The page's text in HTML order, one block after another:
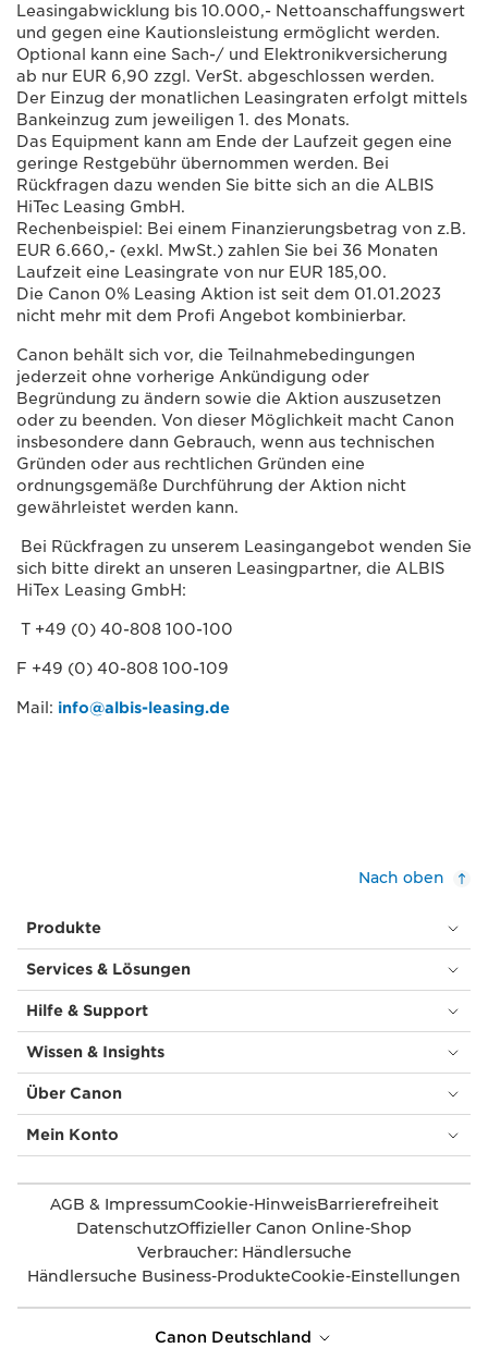
Leasingabwicklung bis 10.000,- Nettoanschaffungswert
und gegen eine Kautionsleistung ermöglicht werden.
Optional kann eine Sach-/ und Elektronikversicherung
ab nur EUR 6,90 zzgl. VerSt. abgeschlossen werden.
Der Einzug der monatlichen Leasingraten erfolgt mittels
Bankeinzug zum jeweiligen 1. des Monats.
Das Equipment kann am Ende der Laufzeit gegen eine
geringe Restgebühr übernommen werden. Bei
Rückfragen dazu wenden Sie bitte sich an die ALBIS
HiTec Leasing GmbH.
Rechenbeispiel: Bei einem Finanzierungsbetrag von z.B.
EUR 6.660,- (exkl. MwSt.) zahlen Sie bei 36 Monaten
Laufzeit eine Leasingrate von nur EUR 185,00.
Die Canon 0% Leasing Aktion ist seit dem 01.01.2023
nicht mehr mit dem Profi Angebot kombinierbar.
Canon behält sich vor, die Teilnahmebedingungen
jederzeit ohne vorherige Ankündigung oder
Begründung zu ändern sowie die Aktion auszusetzen
oder zu beenden. Von dieser Möglichkeit macht Canon
insbesondere dann Gebrauch, wenn aus technischen
Gründen oder aus rechtlichen Gründen eine
ordnungsgemäße Durchführung der Aktion nicht
gewährleistet werden kann.
Bei Rückfragen zu unserem Leasingangebot wenden Sie
sich bitte direkt an unseren Leasingpartner, die ALBIS
HiTex Leasing GmbH:
T +49 (0) 40-808 100-100
F +49 (0) 40-808 100-109
Mail: info@albis-leasing.de
Nach oben
Produkte
Services & Lösungen
Hilfe & Support
Wissen & Insights
Über Canon
Mein Konto
AGB & ImpressumCookie-HinweisBarrierefreiheit
DatenschutzOffizieller Canon Online-Shop
Verbraucher: Händlersuche
Händlersuche Business-ProdukteCookie-Einstellungen
Canon Deutschland